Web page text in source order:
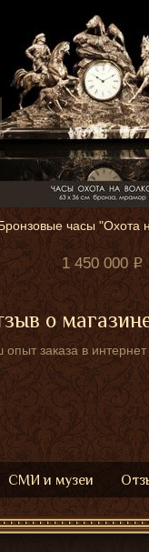
часы "Охота
1 450 000
о
заказа в
СМИ и музеи